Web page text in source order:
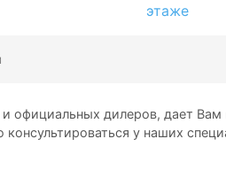
этаже
официальных дилеров, дает Вам
у наших